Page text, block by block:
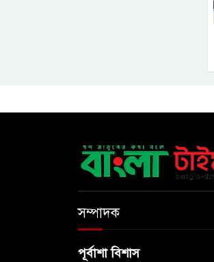
সম্পাদক
পূর্বাশা বিশাস